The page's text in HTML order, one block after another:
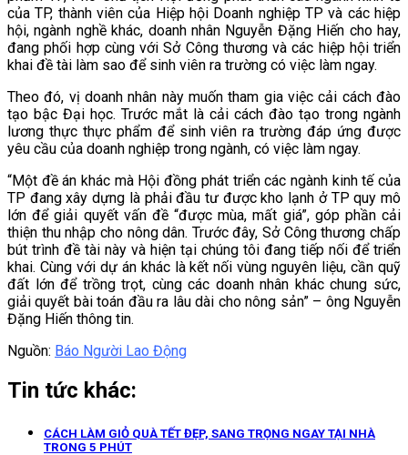
của TP, thành viên của Hiệp hội Doanh nghiệp TP và các hiệp
hội, ngành nghề khác, doanh nhân Nguyễn Đặng Hiến cho hay,
đang phối hợp cùng với Sở Công thương và các hiệp hội triển
khai đề tài làm sao để sinh viên ra trường có việc làm ngay.
Theo đó, vị doanh nhân này muốn tham gia việc cải cách đào
tạo bậc Đại học. Trước mắt là cải cách đào tạo trong ngành
lương thực thực phẩm để sinh viên ra trường đáp ứng được
yêu cầu của doanh nghiệp trong ngành, có việc làm ngay.
“Một đề án khác mà Hội đồng phát triển các ngành kinh tế của
TP đang xây dựng là phải đầu tư được kho lạnh ở TP quy mô
lớn để giải quyết vấn đề “được mùa, mất giá”, góp phần cải
thiện thu nhập cho nông dân. Trước đây, Sở Công thương chấp
bút trình đề tài này và hiện tại chúng tôi đang tiếp nối để triển
khai. Cùng với dự án khác là kết nối vùng nguyên liệu, cần quỹ
đất lớn để trồng trọt, cùng các doanh nhân khác chung sức,
giải quyết bài toán đầu ra lâu dài cho nông sản” – ông Nguyễn
Đặng Hiến thông tin.
Nguồn: Báo Người Lao Động
Tin tức khác:
CÁCH LÀM GIỎ QUÀ TẾT ĐẸP, SANG TRỌNG NGAY TẠI NHÀ
TRONG 5 PHÚT